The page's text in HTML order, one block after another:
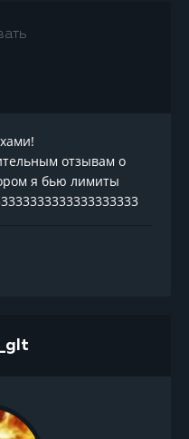
отзывам о
я бью лимиты